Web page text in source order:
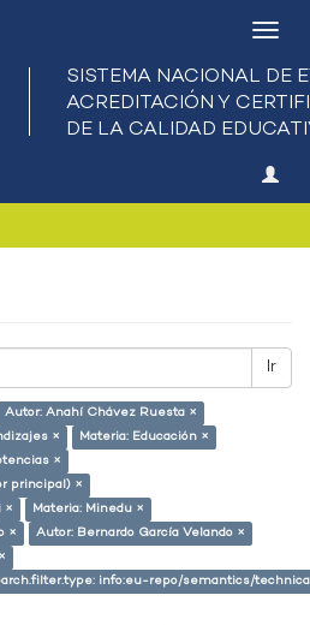
Ir
Autor: Anahí Chávez Ruesta ×
×
Materia: Educación ×
×
principal) ×
×
Materia: Minedu ×
×
Autor: Bernardo García Velando ×
info:eu-repo/semantics/